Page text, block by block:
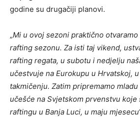
godine su drugačiji planovi.
„Mi u ovoj sezoni praktično
rafting sezonu. Za isti taj vikend,
rafting regata, u subotu i nedjelju
učestvuje na Eurokupu u Hrvatskoj,
takmičenju. Zatim pripremamo
učešće na Svjetskom prvenstvu koje
raftingu u Banja Luci, u maju mjesecu